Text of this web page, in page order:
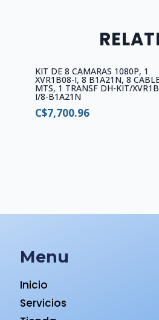
KIT DE 8 CAMARAS 1080P, 1
XVR1B08-I, 8 B1A21N, 8
MTS, 1 TRANSF DH-KIT/
I/8-B1A21N
C$7,700.96
Menu
Inicio
Servicios